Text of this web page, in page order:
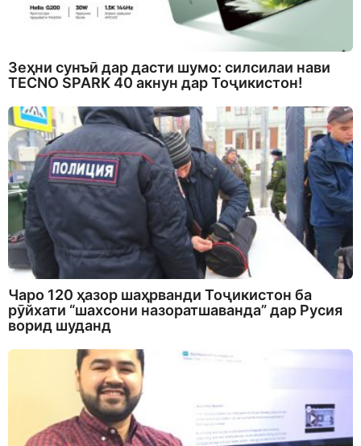
Зеҳни сунъӣ дар дасти шумо: силсилаи нави
TECNO SPARK 40 акнун дар Тоҷикистон!
Чаро 120 ҳазор шаҳрванди Тоҷикистон ба
рӯйхати “шахсони назоратшаванда” дар Русия
ворид шуданд